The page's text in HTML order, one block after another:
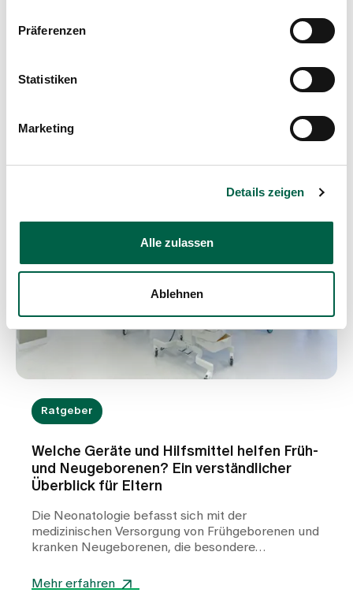
Präferenzen
Statistiken
Marketing
Details zeigen
Alle zulassen
Ablehnen
Ratgeber
Welche Geräte und Hilfsmittel helfen Früh-
und Neugeborenen? Ein verständlicher
Überblick für Eltern
Die Neonatologie befasst sich mit der
medizinischen Versorgung von Frühgeborenen und
kranken Neugeborenen, die besondere
Neonatologie am Spital Zollikerberg werden
Mehr erfahren